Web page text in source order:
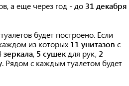
а еще через год - до 31 декабря
будет построено. Если
из которых 11 унитазов с
зеркала, 5 сушек для рук, 2
. Рядом с каждым туалетом будет